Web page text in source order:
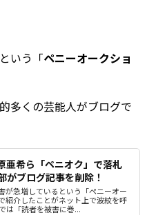
いう「ペニーオークショ
多くの芸能人がブログで
亜希ら「ペニオク」で落札
がブログ記事を削除！
が急増しているという「ペニーオー
紹介したことがネット上で波紋を呼
は「読者を被害に巻...